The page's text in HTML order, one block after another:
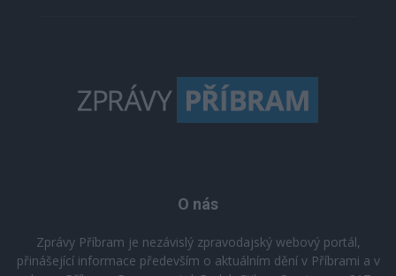
O nás
Zprávy Příbram je nezávislý zpravodajský webový portál,
přinášející informace především o aktuálním dění v Příbrami a v